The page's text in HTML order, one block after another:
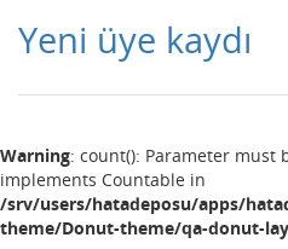
Yeni üye kaydı
Warning: count(): Parameter must
implements Countable in
/srv/users/hatadeposu/apps/
theme/Donut-theme/qa-donut-